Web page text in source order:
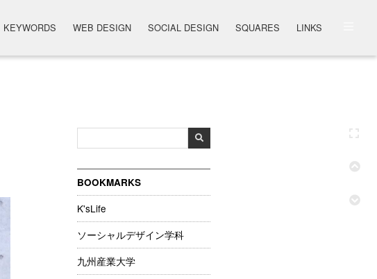
KEYWORDS WEB DESIGN SOCIAL DESIGN SQUARES LINKS
BOOKMARKS
K'sLife
ソーシャルデザイン学科
九州産業大学